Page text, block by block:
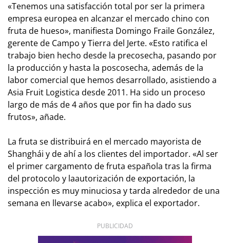
«Tenemos una satisfacción total por ser la primera
empresa europea en alcanzar el mercado chino con
fruta de hueso», manifiesta Domingo Fraile González,
gerente de Campo y Tierra del Jerte. «Esto ratifica el
trabajo bien hecho desde la precosecha, pasando por
la producción y hasta la poscosecha, además de la
labor comercial que hemos desarrollado, asistiendo a
Asia Fruit Logistica desde 2011. Ha sido un proceso
largo de más de 4 años que por fin ha dado sus
frutos», añade.
La fruta se distribuirá en el mercado mayorista de
Shanghái y de ahí a los clientes del importador. «Al ser
el primer cargamento de fruta española tras la firma
del protocolo y laautorización de exportación, la
inspección es muy minuciosa y tarda alrededor de una
semana en llevarse acabo», explica el exportador.
PUBLICIDAD